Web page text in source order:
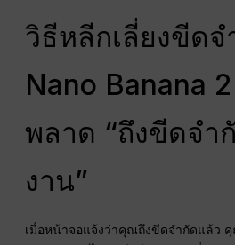
วิธีหลีกเลี่ยงขีดจ
Nano Banana
พลาด “ถึงขีดจำ
งาน”
เมื่อหน้าจอแจ้งว่าคุณถึงขีดจำกัดแล้ว